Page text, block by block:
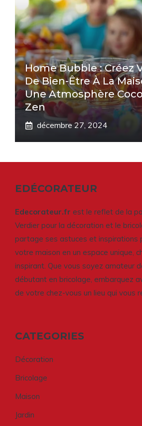
Home Bubble : Créez
De Bien-Être À La
Une Atmosphère
Zen
décembre 27, 2024
EDÉCORATEUR
Edecorateur.fr est le reflet de la
Verdier pour la décoration et le
partage ses astuces et inspirations
votre maison en un espace unique,
inspirant. Que vous soyez amateur
débutant en bricolage, embarquez
de votre chez-vous un lieu qui vous
CATEGORIES
Décoration
Bricolage
Maison
Jardin